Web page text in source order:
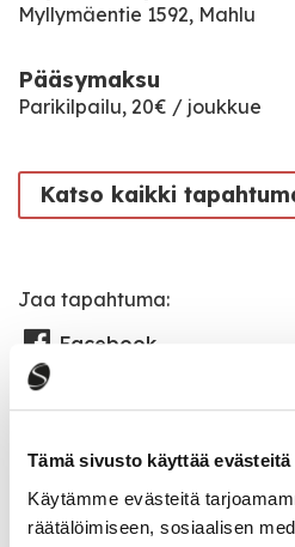
Tämä sivusto käyttää evästeitä
Käytämme evästeitä
räätälöimiseen, sosiaalisen
Myllymäentie 1592, Mahlu
Pääsymaksu
Parikilpailu, 20€ / joukkue
Katso kaikki
Jaa tapahtuma:
Facebook
URL